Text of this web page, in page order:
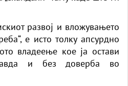
развој и вложувањето
е исто толку апсурдно
владеење кое ја остави
и без доверба во